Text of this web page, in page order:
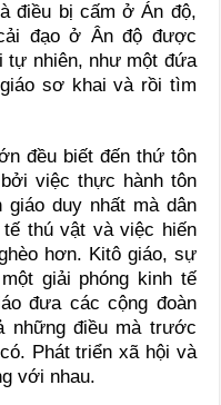
điều bị cấm ở Án độ,
đạo ở Ân độ được
tự nhiên, như một đứa
sơ khai và rồi tìm
đều biết đến thứ tôn
việc thực hành tôn
duy nhất mà dân
thú vật và việc hiến
hơn. Kitô giáo, sự
giải phóng kinh tế
đưa các cộng đoàn
những điều mà trước
Phát triển xã hội và
với nhau.